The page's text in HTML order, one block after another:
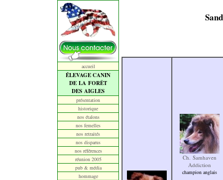
accueil
ÉLEVAGE CANIN
DE LA FORÊT
DES AIGLES
présentation
historique
nos étalons
nos femelles
nos retraités
nos disparus
nos références
réunion 2005
pub & média
hommage
Ch. Samhaven
Addiction
champion anglais